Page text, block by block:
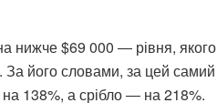
нижче $69 000 ― рівня, якого
За його словами, за цей самий
138%, а срібло ― на 218%.